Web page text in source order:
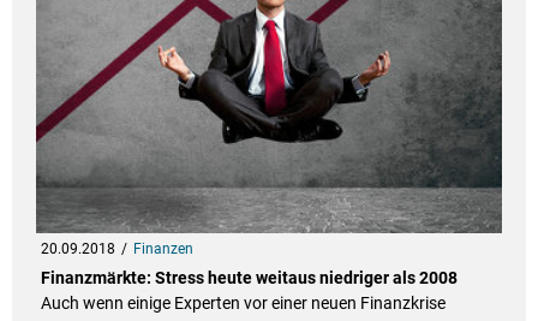
20.09.2018 Finanzen
Finanzmärkte: Stress heute weitaus niedriger als 2008
Auch wenn einige Experten vor einer neuen Finanzkrise